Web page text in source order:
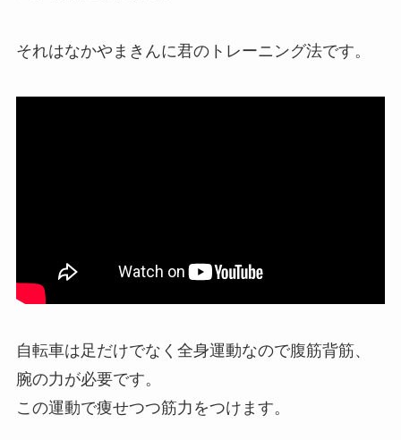
それはなかやまきんに君のトレーニング法です。
自転車は足だけでなく全身運動なので腹筋背筋、
腕の力が必要です。
この運動で痩せつつ筋力をつけます。